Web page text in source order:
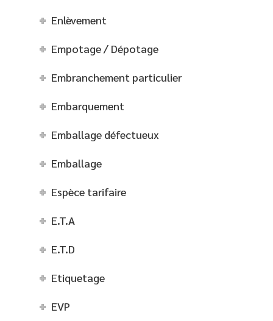
Enlèvement
Empotage / Dépotage
Embranchement particulier
Embarquement
Emballage défectueux
Emballage
Espèce tarifaire
E.T.A
E.T.D
Etiquetage
EVP